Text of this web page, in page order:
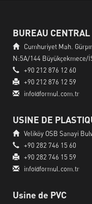
BUREAU CENTRAL
Cumhuriyet Mah.
N:5A/144 Büyükçekmece/
+90 212 876 12 60
+90 212 876 12 59
info@formul.com.tr
USINE DE
Veliköy OSB Sanayi
+90 282 746 15 60
+90 282 746 15 59
info@formul.com.tr
Usine de PVC